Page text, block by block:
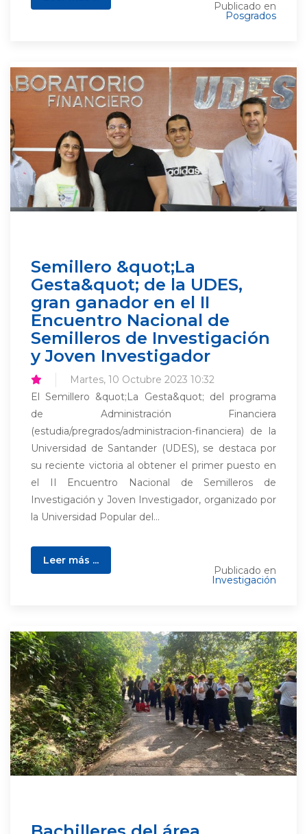
Publicado en
Posgrados
Semillero &quot;La
Gesta&quot; de la UDES,
gran ganador en el II
Encuentro Nacional de
Semilleros de Investigación
y Joven Investigador
Martes, 10 Octubre 2023 10:32
El Semillero &quot;La Gesta&quot; del programa
de Administración Financiera
(estudia/pregrados/administracion-financiera) de la
Universidad de Santander (UDES), se destaca por
su reciente victoria al obtener el primer puesto en
el II Encuentro Nacional de Semilleros de
Investigación y Joven Investigador, organizado por
la Universidad Popular del...
Leer más ...
Publicado en
Investigación